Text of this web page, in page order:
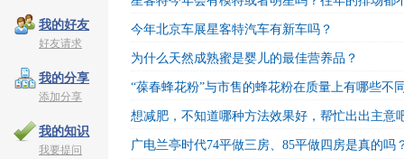
我的好友
好友请求
我的分享
添加分享
我的知识
我要提问
今年北京车展星客特汽车有新车吗？
为什么天然成熟蜜是婴儿的最佳营养品？
“葆春蜂花粉”与市售的蜂花粉在质量上有哪些不
想减肥，不知道哪种方法效果好，帮忙出出主意
广电兰亭时代74平做三房、85平做四房是真的吗